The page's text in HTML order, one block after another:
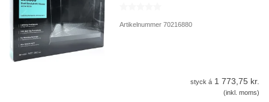
Artikelnummer 70216880
styck á 1 773,75 kr.
(inkl. moms)